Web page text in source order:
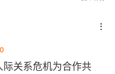
方做出承诺并付诸行动
超级棘手的复杂问题
际关系危机为合作共